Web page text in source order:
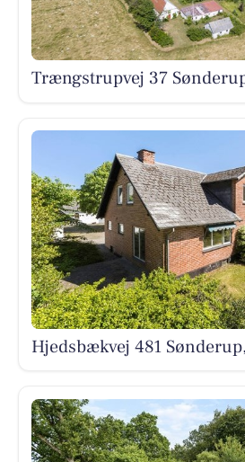
Trængstrupvej 37
Hjedsbækvej 481